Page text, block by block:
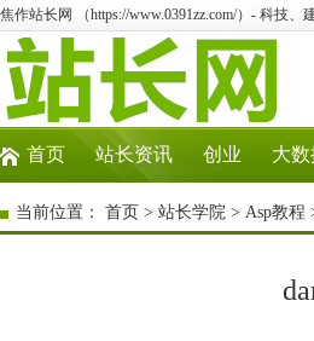
焦作站长网 （https://www.0391zz.com/）- 科技
首页 站长资讯 创业 大
当前位置： 首页 > 站长学院 > Asp教程